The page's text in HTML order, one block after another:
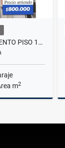
SE ARRIENDA APARTAMENTO PISO 12- CONJUNTO RESIDENCIAL HOUSE-SOLEDAD
m2